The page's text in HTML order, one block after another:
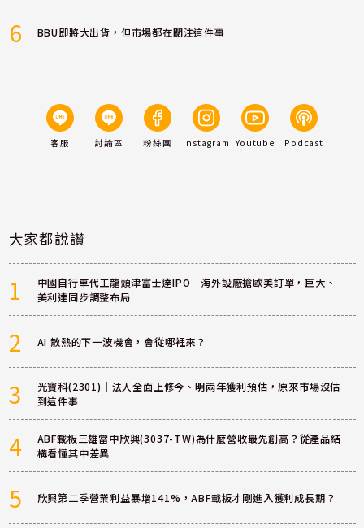
6 BBU即將大出貨，但市場都在關注這件事
客服 討論區 粉絲團 Instagram Youtube Podcast
大家都說讚
1
中國自行車代工龍頭津富士達IPO 海外設廠搶歐美訂單，巨大、
美利達同步調整布局
2 AI 散熱的下一波機會，會從哪裡來？
3
光寶科(2301)｜法人全面上修今、明兩年獲利預估，原來市場沒估
到這件事
4
ABF載板三雄當中欣興(3037-TW)為什麼營收最先創高？從產品結
構看懂其中差異
5 欣興第二季營業利益暴增141%，ABF載板才剛進入獲利成長期？